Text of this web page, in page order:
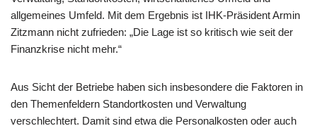
allgemeines Umfeld. Mit dem Ergebnis ist IHK-Präsident Armin
Zitzmann nicht zufrieden: „Die Lage ist so kritisch wie seit der
Finanzkrise nicht mehr.“
Aus Sicht der Betriebe haben sich insbesondere die Faktoren in
den Themenfeldern Standortkosten und Verwaltung
verschlechtert. Damit sind etwa die Personalkosten oder auch